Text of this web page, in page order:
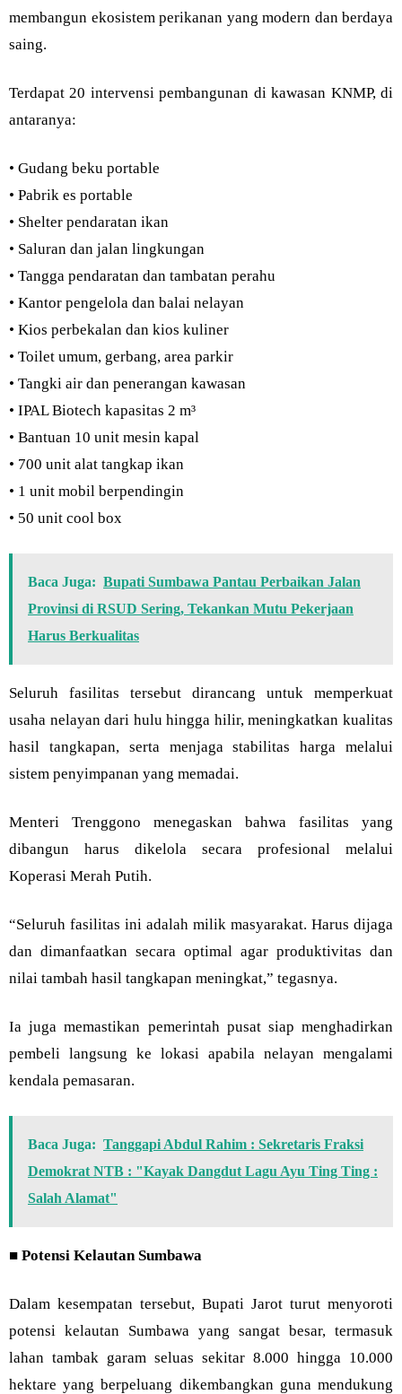
membangun ekosistem perikanan yang modern dan berdaya
saing.
Terdapat 20 intervensi pembangunan di kawasan KNMP, di
antaranya:
• Gudang beku portable
• Pabrik es portable
• Shelter pendaratan ikan
• Saluran dan jalan lingkungan
• Tangga pendaratan dan tambatan perahu
• Kantor pengelola dan balai nelayan
• Kios perbekalan dan kios kuliner
• Toilet umum, gerbang, area parkir
• Tangki air dan penerangan kawasan
• IPAL Biotech kapasitas 2 m³
• Bantuan 10 unit mesin kapal
• 700 unit alat tangkap ikan
• 1 unit mobil berpendingin
• 50 unit cool box
Baca Juga: Bupati Sumbawa Pantau Perbaikan Jalan
Provinsi di RSUD Sering, Tekankan Mutu Pekerjaan
Harus Berkualitas
Seluruh fasilitas tersebut dirancang untuk memperkuat
usaha nelayan dari hulu hingga hilir, meningkatkan kualitas
hasil tangkapan, serta menjaga stabilitas harga melalui
sistem penyimpanan yang memadai.
Menteri Trenggono menegaskan bahwa fasilitas yang
dibangun harus dikelola secara profesional melalui
Koperasi Merah Putih.
“Seluruh fasilitas ini adalah milik masyarakat. Harus dijaga
dan dimanfaatkan secara optimal agar produktivitas dan
nilai tambah hasil tangkapan meningkat,” tegasnya.
Ia juga memastikan pemerintah pusat siap menghadirkan
pembeli langsung ke lokasi apabila nelayan mengalami
kendala pemasaran.
Baca Juga: Tanggapi Abdul Rahim : Sekretaris Fraksi
Demokrat NTB : "Kayak Dangdut Lagu Ayu Ting Ting :
Salah Alamat"
■ Potensi Kelautan Sumbawa
Dalam kesempatan tersebut, Bupati Jarot turut menyoroti
potensi kelautan Sumbawa yang sangat besar, termasuk
lahan tambak garam seluas sekitar 8.000 hingga 10.000
hektare yang berpeluang dikembangkan guna mendukung